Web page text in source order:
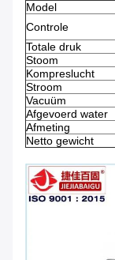
Model
Controle
Totale druk
Stoom
Kompreslucht
Stroom
Vacuüm
Afgevoerd water
Afmeting
Netto gewicht